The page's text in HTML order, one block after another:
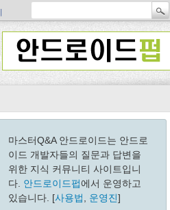
마스터Q&A 안드로이드는 안드로
이드 개발자들의 질문과 답변을
위한 지식 커뮤니티 사이트입니
다. 안드로이드펍에서 운영하고
있습니다. [사용법 운영진]